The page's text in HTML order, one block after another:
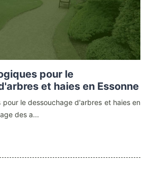
pour le
et haies en Essonne
pour le dessouchage d'arbres et haies en
des a...